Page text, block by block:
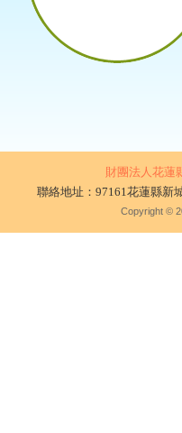
財團法人花蓮
聯絡地址：97161花蓮縣新
Copyright ©